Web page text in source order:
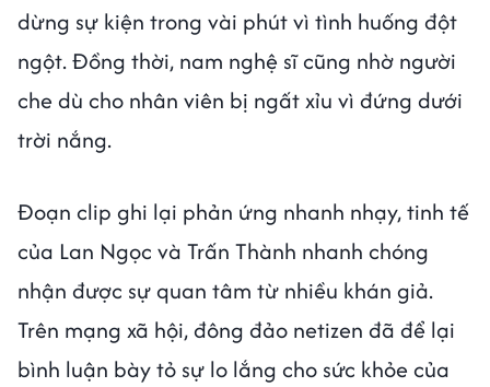
dừng sự kiện trong vài phút vì tình huống đột
ngột. Đồng thời, nam nghệ sĩ cũng nhờ người
che dù cho nhân viên bị ngất xỉu vì đứng dưới
trời nắng.
Đoạn clip ghi lại phản ứng nhanh nhạy, tinh tế
của Lan Ngọc và Trấn Thành nhanh chóng
nhận được sự quan tâm từ nhiều khán giả.
Trên mạng xã hội, đông đảo netizen đã để lại
bình luận bày tỏ sự lo lắng cho sức khỏe của